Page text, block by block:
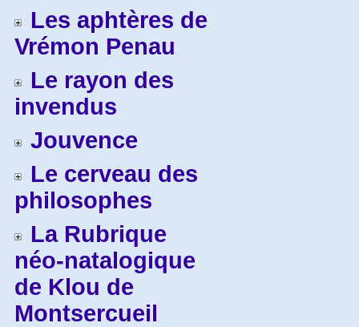
Les aphtères de
Vrémon Penau
Le rayon des
invendus
Jouvence
Le cerveau des
philosophes
La Rubrique
néo-natalogique
de Klou de
Montsercueil